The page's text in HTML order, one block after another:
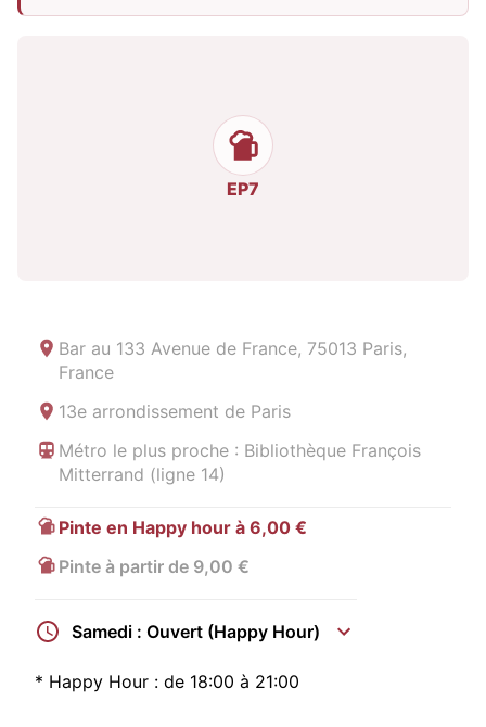
EP7
Bar au 133 Avenue de France, 75013 Paris,
France
13e arrondissement de Paris
Métro le plus proche : Bibliothèque François
Mitterrand (ligne 14)
Pinte en Happy hour à 6,00 €
Pinte à partir de 9,00 €
Samedi : Ouvert (Happy Hour)
* Happy Hour : de 18:00 à 21:00